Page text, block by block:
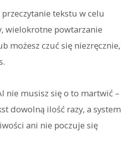
tekstu w celu
wielokrotne powtarzanie
możesz czuć się niezręcznie,
nie musisz się o to martwić –
dowolną ilość razy, a system
ani nie poczuje się